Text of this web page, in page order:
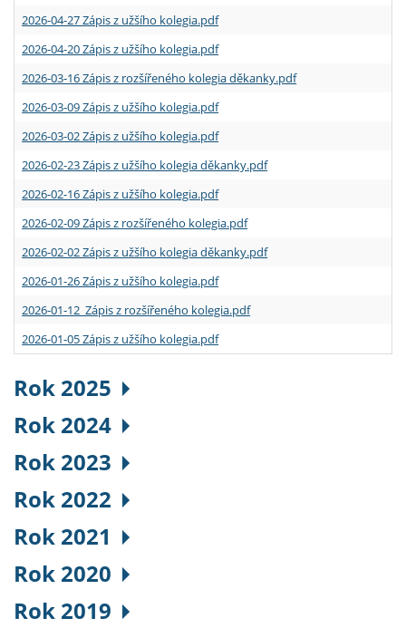
2026-04-27 Zápis z užšího kolegia.pdf
2026-04-20 Zápis z užšího kolegia.pdf
2026-03-16 Zápis z rozšířeného kolegia děkanky.pdf
2026-03-09 Zápis z užšího kolegia.pdf
2026-03-02 Zápis z užšího kolegia.pdf
2026-02-23 Zápis z užšího kolegia děkanky.pdf
2026-02-16 Zápis z užšího kolegia.pdf
2026-02-09 Zápis z rozšířeného kolegia.pdf
2026-02-02 Zápis z užšího kolegia děkanky.pdf
2026-01-26 Zápis z užšího kolegia.pdf
2026-01-12 Zápis z rozšířeného kolegia.pdf
2026-01-05 Zápis z užšího kolegia.pdf
Rok 2025
Rok 2024
Rok 2023
Rok 2022
Rok 2021
Rok 2020
Rok 2019